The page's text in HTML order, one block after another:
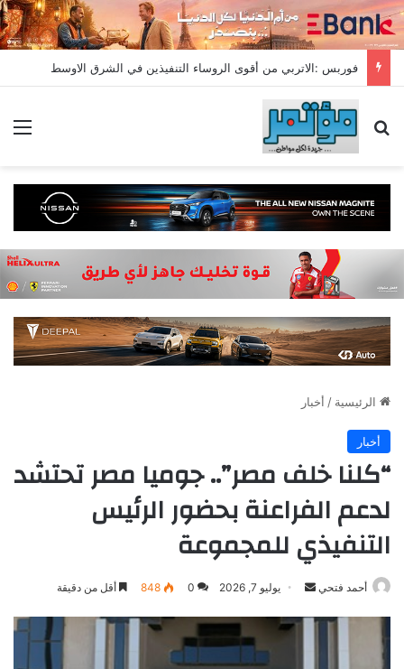
فوربس :الاتربي من أقوى الروساء التنفيذين في الشرق الاوسط
بحث عن
الرئيسية / أخبار
أخبار
“كلنا خلف مصر”.. جوميا مصر تحتشد
لدعم الفراعنة بحضور الرئيس
التنفيذي للمجموعة
أحمد فتحي
أرسل
إلكترونيا
يوليو 7, 2026 0
848 أقل من دقيقة